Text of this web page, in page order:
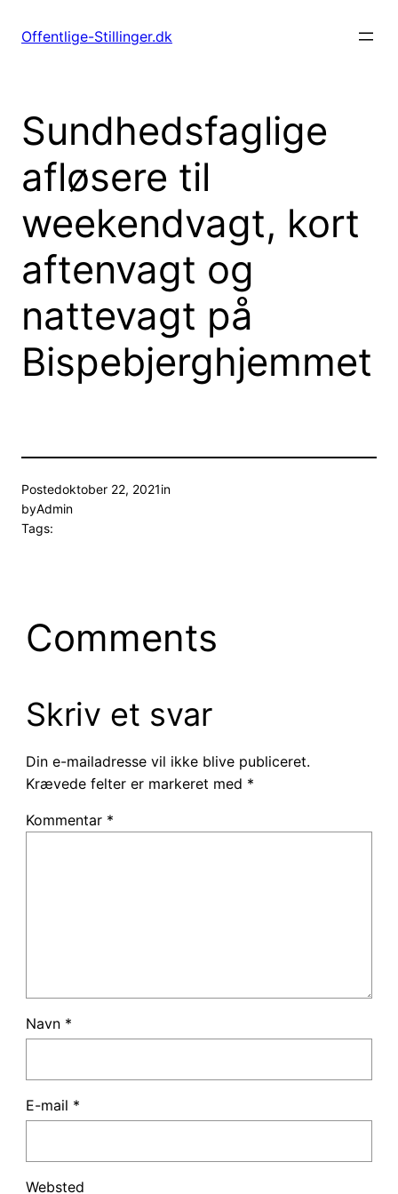
Offentlige-Stillinger.dk
Sundhedsfaglige
afløsere til
weekendvagt, kort
aftenvagt og
nattevagt på
Bispebjerghjemmet
Postedoktober 22, 2021in
byAdmin
Tags:
Comments
Skriv et svar
Din e-mailadresse vil ikke blive publiceret.
Krævede felter er markeret med *
Kommentar *
Navn *
E-mail *
Websted